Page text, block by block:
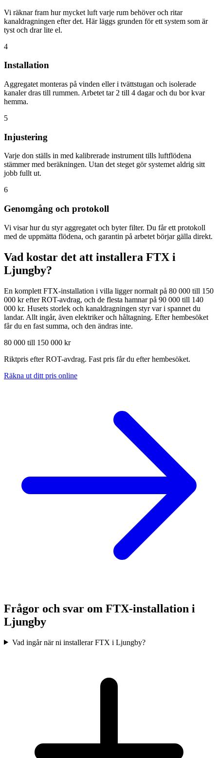
Vi räknar fram hur mycket luft varje rum behöver och ritar
kanaldragningen efter det. Här läggs grunden för ett system som är
tyst och drar lite el.
4
Installation
Aggregatet monteras på vinden eller i tvättstugan och isolerade
kanaler dras till rummen. Arbetet tar 2 till 4 dagar och du bor kvar
hemma.
5
Injustering
Varje don ställs in med kalibrerade instrument tills luftflödena
stämmer med beräkningen. Utan det steget gör systemet aldrig sitt
jobb fullt ut.
6
Genomgång och protokoll
Vi visar hur du styr aggregatet och byter filter. Du får ett protokoll
med de uppmätta flödena, och garantin på arbetet börjar gälla direkt.
Vad kostar det att installera FTX i
Ljungby?
En komplett FTX-installation i villa ligger normalt på 80 000 till 150
000 kr efter ROT-avdrag, och de flesta hamnar på 90 000 till 140
000 kr. Husets storlek och kanaldragningen styr var i spannet du
landar. Allt ingår, även elektriker och håltagning. Efter hembesöket
får du en fast summa, och den ändras inte.
80 000 till 150 000 kr
Riktpris efter ROT-avdrag. Fast pris får du efter hembesöket.
Räkna ut ditt pris online
Frågor och svar om FTX-installation i
Ljungby
Vad ingår när ni installerar FTX i Ljungby?